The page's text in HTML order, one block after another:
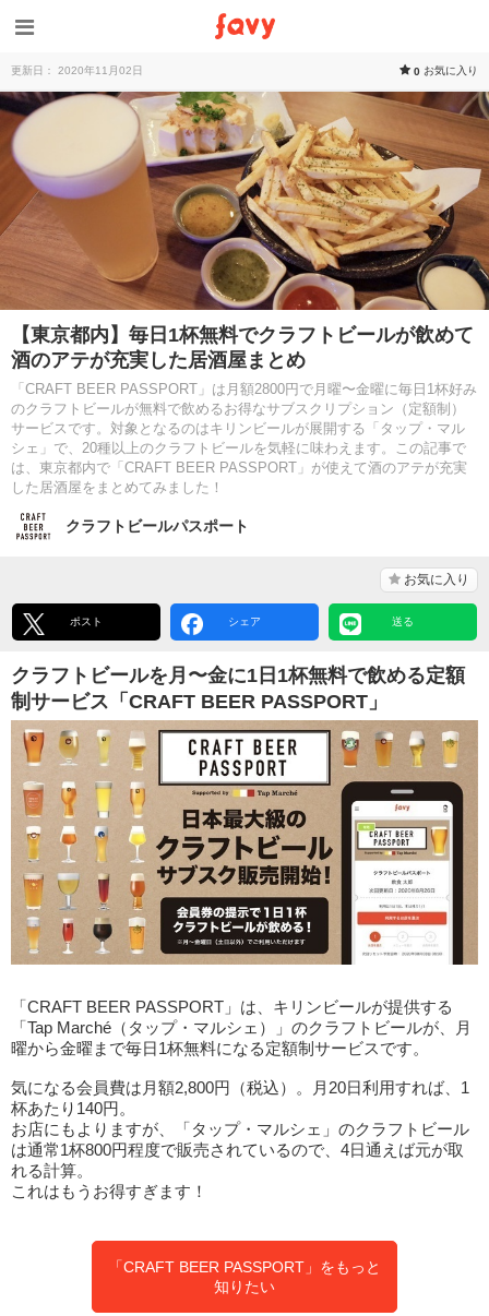
更新日： 2020年11月02日 0 お気に入り
【東京都内】毎日1杯無料でクラフトビールが飲めて
酒のアテが充実した居酒屋まとめ
「CRAFT BEER PASSPORT」は月額2800円で月曜〜金曜に毎日1杯好み
のクラフトビールが無料で飲めるお得なサブスクリプション（定額制）
サービスです。対象となるのはキリンビールが展開する「タップ・マル
シェ」で、20種以上のクラフトビールを気軽に味わえます。この記事で
は、東京都内で「CRAFT BEER PASSPORT」が使えて酒のアテが充実
した居酒屋をまとめてみました！
クラフトビールパスポート
お気に入り
ポスト シェア 送る
クラフトビールを月〜金に1日1杯無料で飲める定額
制サービス「CRAFT BEER PASSPORT」
「CRAFT BEER PASSPORT」は、キリンビールが提供する
「Tap Marché（タップ・マルシェ）」のクラフトビールが、月
曜から金曜まで毎日1杯無料になる定額制サービスです。
気になる会員費は月額2,800円（税込）。月20日利用すれば、1
杯あたり140円。
お店にもよりますが、「タップ・マルシェ」のクラフトビール
は通常1杯800円程度で販売されているので、4日通えば元が取
れる計算。
これはもうお得すぎます！
「CRAFT BEER PASSPORT」をもっと
知りたい